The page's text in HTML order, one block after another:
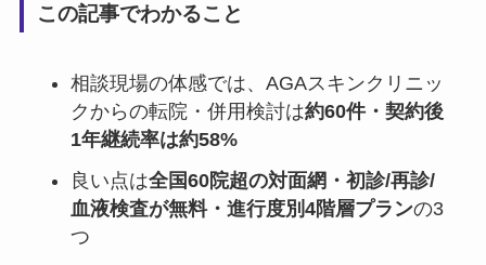
この記事でわかること
相談現場の体感では、AGAスキンクリニッ
クからの転院・併用検討は約60件・契約後
1年継続率は約58%
良い点は全国60院超の対面網・初診/再診/
血液検査が無料・進行度別4階層プランの3
つ